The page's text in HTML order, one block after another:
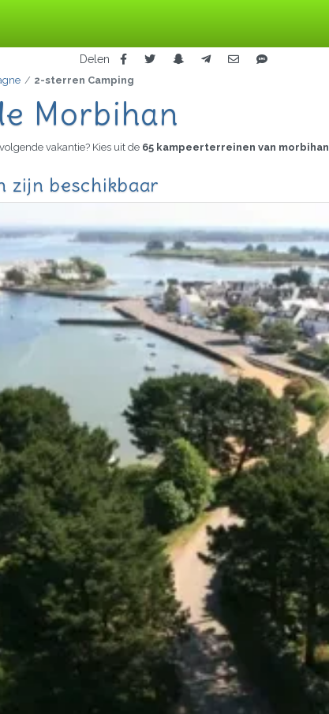
Delen
2-sterren Camping
Morbihan
vakantie? Kies uit de 65 kampeerterreinen van morbihan
zijn beschikbaar